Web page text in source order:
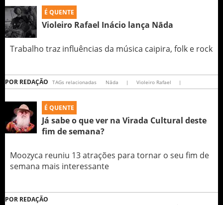
É QUENTE
Violeiro Rafael Inácio lança Nāda
Trabalho traz influências da música caipira, folk e rock
POR REDAÇÃO TAGs relacionadas Nāda | Violeiro Rafael |
É QUENTE
Já sabe o que ver na Virada Cultural deste
fim de semana?
Moozyca reuniu 13 atrações para tornar o seu fim de
semana mais interessante
POR REDAÇÃO